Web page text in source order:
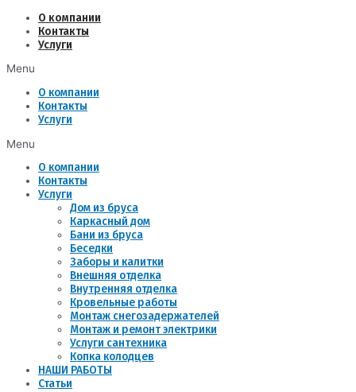
Перейти
содержимому
О компании
Контакты
Услуги
Menu
О компании
Контакты
Услуги
Menu
О компании
Контакты
Услуги
Дом из бруса
Каркасный дом
Бани из бруса
Беседки
Заборы и калитки
Внешняя отделка
Внутренняя отделка
Кровельные работы
Монтаж снегозадержателей
Монтаж и ремонт электрики
Услуги сантехника
Копка колодцев
НАШИ РАБОТЫ
Статьи